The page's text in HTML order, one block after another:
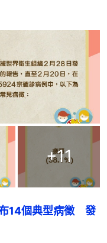
+11
14個典型病徵　發